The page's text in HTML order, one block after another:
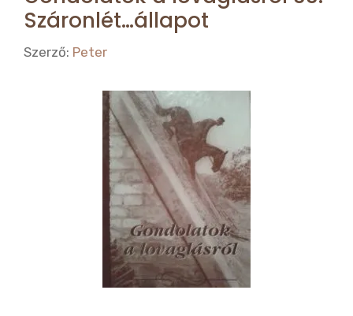
Száronlét…állapot
Szerző: Peter